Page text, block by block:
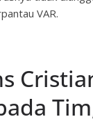
VAR.